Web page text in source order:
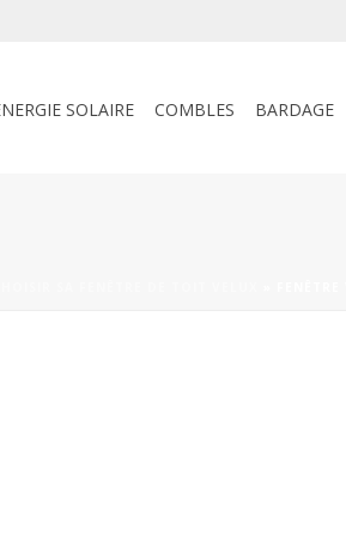
SOLAIRE COMBLES BARDAGE